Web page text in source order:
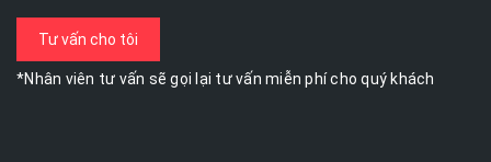
*Nhân viên tư vấn sẽ gọi lại tư vấn miễn phí cho quý khách